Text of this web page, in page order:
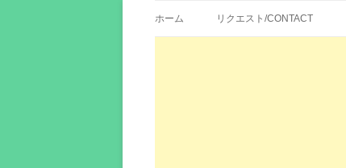
エイカシ | 洋楽歌
ホーム リクエスト/CONTACT